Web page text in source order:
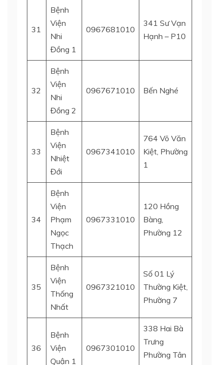
31
Bệnh
Viện
Nhi
Đồng 1
0967681010
341 Sư Vạn
Hạnh – P10
32
Bệnh
Viện
Nhi
Đồng 2
0967671010 Bến Nghé
33
Bệnh
Viện
Nhiệt
Đới
0967341010
764 Võ Văn
Kiệt, Phường
1
34
Bệnh
Viện
Phạm
Ngọc
Thạch
0967331010
120 Hồng
Bàng,
Phường 12
35
Bệnh
Viện
Thống
Nhất
0967321010
Số 01 Lý
Thường Kiệt,
Phường 7
36
Bệnh
Viện
Quận 1
0967301010
338 Hai Bà
Trưng
Phường Tân